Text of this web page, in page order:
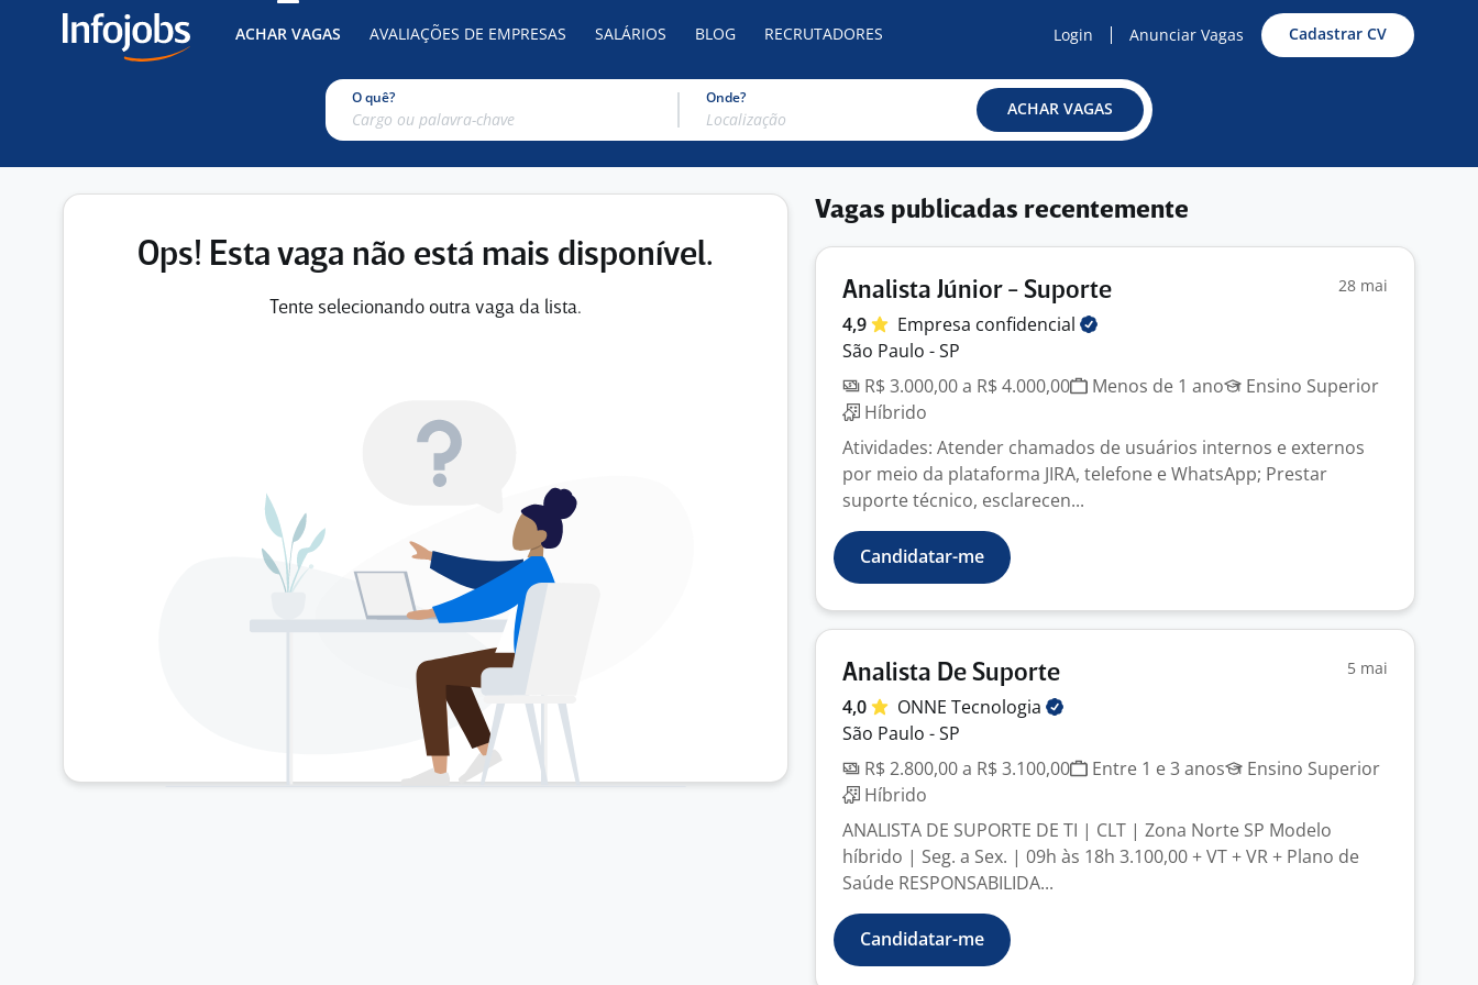
ACHAR VAGAS AVALIAÇÕES DE EMPRESAS SALÁRIOS BLOG RECRUTADORES Login Anunciar Vagas Cadastrar CV
O quê? Onde?
ACHAR VAGAS
Ops! Esta vaga não está mais disponível.
Tente selecionando outra vaga da lista.
Vagas publicadas recentemente
Analista Júnior - Suporte 28 mai
4,9 Empresa confidencial
São Paulo - SP
R$ 3.000,00 a R$ 4.000,00
Menos de 1 ano
Ensino Superior
Híbrido
Atividades: Atender chamados de usuários internos e externos
por meio da plataforma JIRA, telefone e WhatsApp; Prestar
suporte técnico, esclarecen...
Candidatar-me
Analista De Suporte 5 mai
4,0 ONNE Tecnologia
São Paulo - SP
R$ 2.800,00 a R$ 3.100,00
Entre 1 e 3 anos
Ensino Superior
Híbrido
ANALISTA DE SUPORTE DE TI | CLT | Zona Norte SP Modelo
híbrido | Seg. a Sex. | 09h às 18h 3.100,00 + VT + VR + Plano de
Saúde RESPONSABILIDA...
Candidatar-me